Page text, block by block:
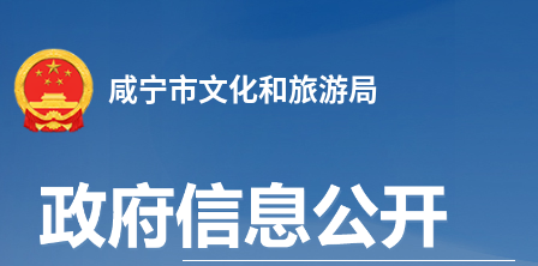
咸宁市文化和旅游局